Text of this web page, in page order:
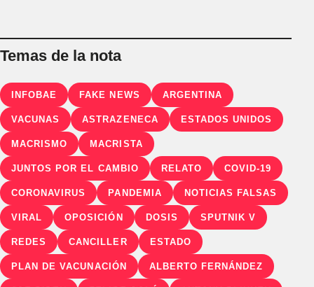
Temas de la nota
INFOBAE FAKE NEWS ARGENTINA
VACUNAS ASTRAZENECA ESTADOS UNIDOS
MACRISMO MACRISTA
JUNTOS POR EL CAMBIO RELATO COVID-19
CORONAVIRUS PANDEMIA NOTICIAS FALSAS
VIRAL OPOSICIÓN DOSIS SPUTNIK V
REDES CANCILLER ESTADO
PLAN DE VACUNACIÓN ALBERTO FERNÁNDEZ